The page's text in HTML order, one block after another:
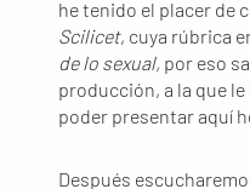
he tenido el placer de
Scilicet, cuya rúbrica
de lo sexual, por eso
producción, a la que
poder presentar aquí
Después